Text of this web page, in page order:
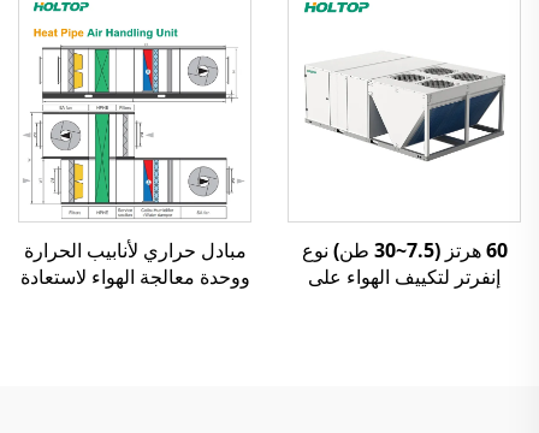
60 هرتز (7.5~30 طن) نوع
إنفرتر لتكييف الهواء على
مبادل حراري لأنابيب الحرارة
ووحدة معالجة الهواء لاستعادة